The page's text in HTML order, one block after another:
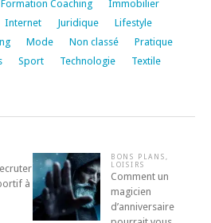
Formation Coaching
Immobilier
Internet Juridique
Lifestyle
Mode Non classé
Pratique
Sport Technologie
Textile
à
BONS PLANS
LOISIRS
Comment un
magicien
d’anniversaire